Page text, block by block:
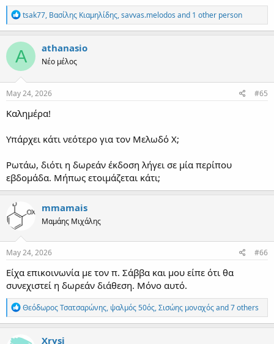
R
e
a
c
t
o
n
s
tsak77, Βασίλης Κιαμηλίδης,savvas.melodos and 1 other person
A athanasio
Νέο μέλος
May 24, 2026 #65
Καλημέρα!
Υπάρχει κάτι νεότερο για τον Μελωδό Χ;
Ρωτάω, διότι η δωρεάν έκδοση λήγει σε μία περίπου
εβδομάδα. Μήπως ετοιμάζεται κάτι;
mmamais
Μαμάης Μιχάλης
May 24, 2026 #66
Είχα επικοινωνία με τον π. Σάββα και μου είπε ότι θα
συνεχιστεί η δωρεάν διάθεση. Μόνο αυτό.
R
e
a
c
Θεόδωρος Τσατσαρώνης, ψαλμός 50ός,Σισώης μοναχόςand 7 others
Xrysi